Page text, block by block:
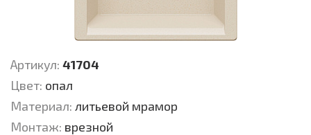
Артикул: 41704
Цвет: опал
Материал: литьевой мрамор
Монтаж: врезной